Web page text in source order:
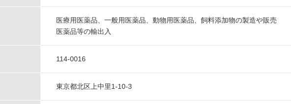
医療用医薬品、一般用医薬品、動物用医薬品、飼料添加物の製造や販売
医薬品等の輸出入
114-0016
東京都北区上中里1‐10-3